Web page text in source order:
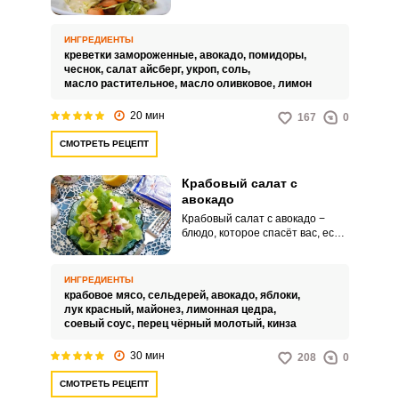
подойдет для полезного обеда
или ужина.
ИНГРЕДИЕНТЫ
креветки замороженные, авокадо, помидоры,
чеснок, салат айсберг, укроп, соль,
масло растительное, масло оливковое, лимон
20 мин 167 0
СМОТРЕТЬ РЕЦЕПТ
Крабовый салат с
авокадо
Крабовый салат с авокадо −
блюдо, которое спасёт вас, если
потратить силы только на
нарезку ингредиентов. Просто,
быстро, но при этом так вкусно,
что никто и не подумает, что вы
ИНГРЕДИЕНТЫ
крабовое мясо, сельдерей, авокадо, яблоки,
лук красный, майонез, лимонная цедра,
соевый соус, перец чёрный молотый, кинза
30 мин 208 0
СМОТРЕТЬ РЕЦЕПТ